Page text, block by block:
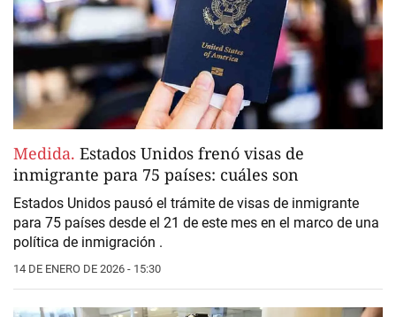
Medida. Estados Unidos frenó visas de
inmigrante para 75 países: cuáles son
Estados Unidos pausó el trámite de visas de inmigrante
para 75 países desde el 21 de este mes en el marco de una
política de inmigración .
14 DE ENERO DE 2026 - 15:30